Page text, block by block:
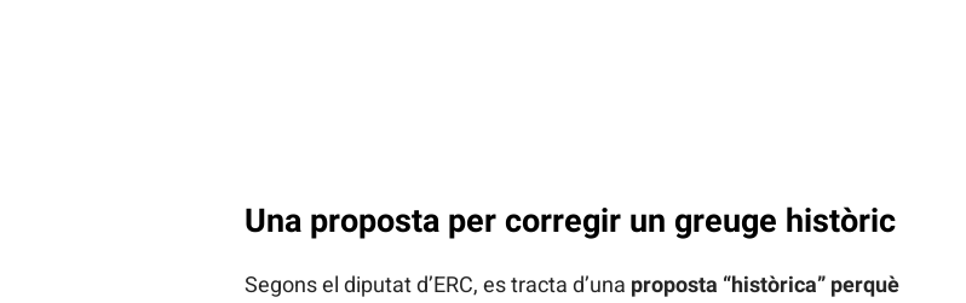
Una proposta per corregir un greuge històric
Segons el diputat d’ERC, es tracta d’una proposta “històrica” perquè